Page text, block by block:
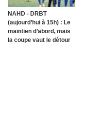
NAHD - DRBT
(aujourd’hui à 15h) : Le
maintien d’abord, mais
la coupe vaut le détour